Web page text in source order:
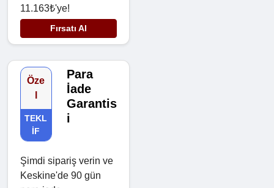
11.163₺'ye!
Fırsatı Al
Öze
TEKL
IF
Para
İade
Garantis
i
Şimdi sipariş verin ve
Keskine'de 90 gün